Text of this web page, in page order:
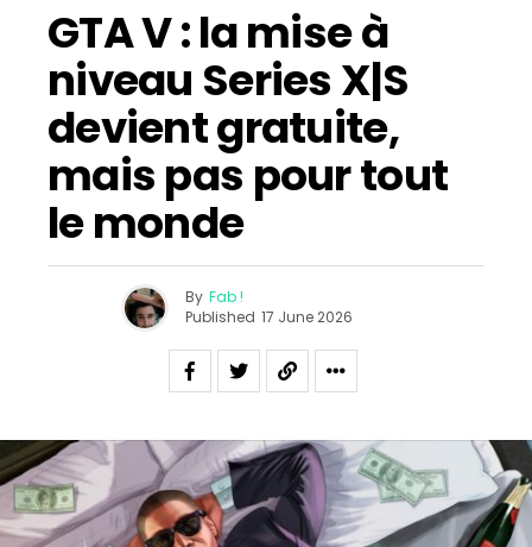
GTA V : la mise à
niveau Series X|S
devient gratuite,
mais pas pour tout
le monde
By Fab !
Published 17 June 2026